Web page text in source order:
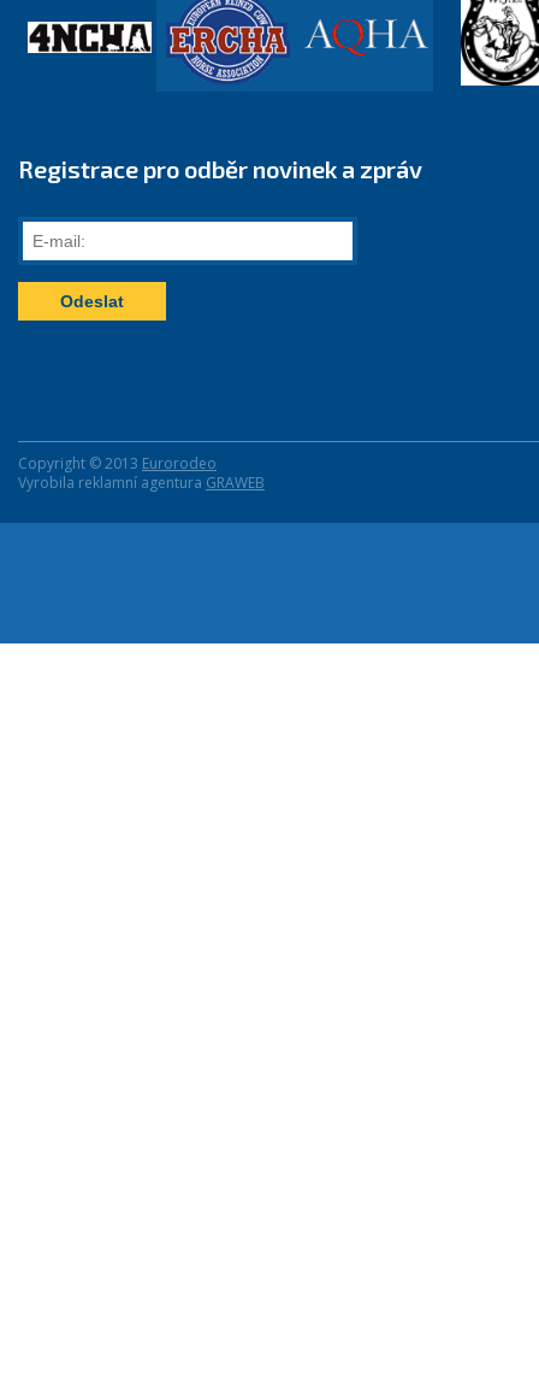
Registrace pro odběr novinek a zpráv
E-
mail:
Copyright © 2013 Eurorodeo
Vyrobila reklamní agentura GRAWEB